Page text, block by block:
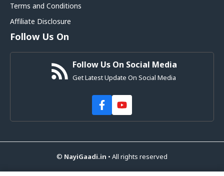
Terms and Conditions
Affiliate Disclosure
Follow Us On
Follow Us On Social Media
Get Latest Update On Social Media
© NayiGaadi.in • All rights reserved